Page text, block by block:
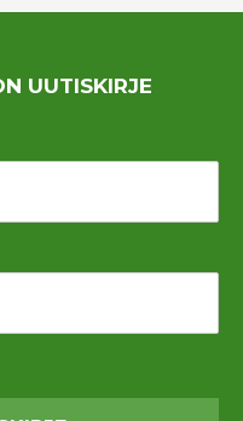
UUTISKIRJE